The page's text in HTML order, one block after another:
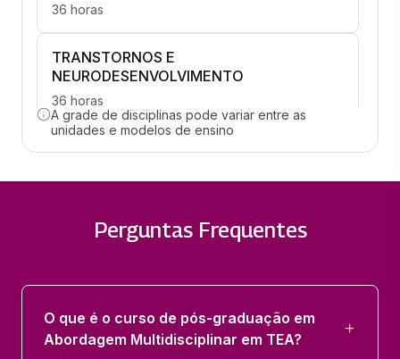
36 horas
TRANSTORNOS E
NEURODESENVOLVIMENTO
36 horas
BASES NEUROPSICOFISIOLOGICAS DO
COMUNICACAO, SOCIALIZACAO,
36 horas
DIAGNOSTICO E ESTRATEGIAS DE
INTERVENCAO NO TEA
A grade de disciplinas pode variar entre as
unidades e modelos de ensino
Perguntas Frequentes
O que é o curso de pós-graduação em
Abordagem Multidisciplinar em TEA?